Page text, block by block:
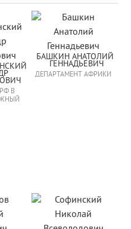
В
БАШКИН АНАТОЛИЙ
ГЕННАДЬЕВИЧ
ДЕПАРТАМЕНТ АФРИКИ